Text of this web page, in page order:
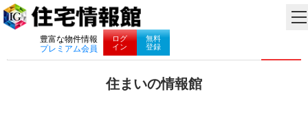
豊富な物件情報
プレミアム会員
ログ
イン
無料
登録
ナビゲーション
住まいの情報館